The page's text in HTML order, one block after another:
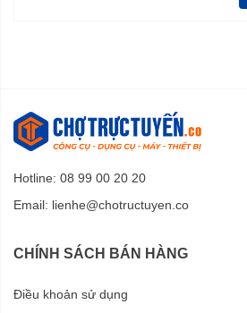
Hotline: 08 99 00 20 20
Email: lienhe@chotructuyen.co
CHÍNH SÁCH BÁN HÀNG
Điều khoản sử dụng